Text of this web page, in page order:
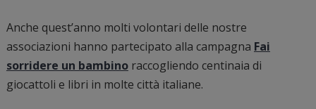
Anche quest’anno molti volontari delle nostre
associazioni hanno partecipato alla campagna Fai
sorridere un bambinoraccogliendo centinaia di
giocattoli e libri in molte città italiane.